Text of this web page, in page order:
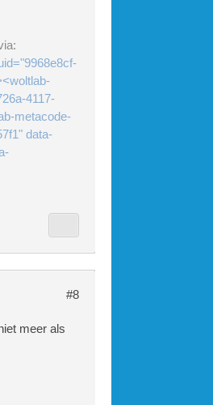
4117-
metacode-
data-
#8
meer als